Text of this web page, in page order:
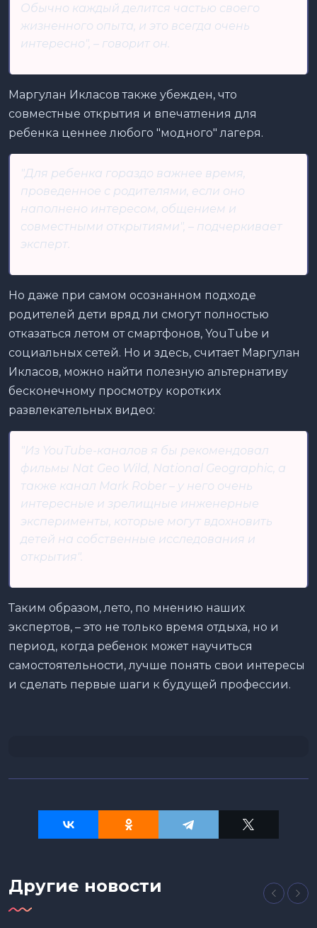
Обычно каждый делится частью своего
жизненного опыта, и это всегда очень
интересно", – говорит он.
Маргулан Икласов также убежден, что
совместные открытия и впечатления для
ребенка ценнее любого "модного" лагеря.
"Для ребенка гораздо важнее время,
проведенное с родителями, если оно
наполнено интересом, общением и
совместными открытиями", – подчеркивает
эксперт.
Но даже при самом осознанном подходе
родителей дети вряд ли смогут полностью
отказаться летом от смартфонов, YouTube и
социальных сетей. Но и здесь, считает Маргулан
Икласов, можно найти полезную альтернативу
бесконечному просмотру коротких
развлекательных видео:
"Из YouTube-каналов я бы рекомендовал
фильмы Nat Geo Wild, National Geographic, а
также канал Mark Rober – у него очень
интересные и зрелищные инженерные
эксперименты, которые могут вдохновить
детей на собственные исследования и
открытия".
Таким образом, лето, по мнению наших
экспертов, – это не только время отдыха, но и
период, когда ребенок может научиться
самостоятельности, лучше понять свои интересы
и сделать первые шаги к будущей профессии.
Другие новости